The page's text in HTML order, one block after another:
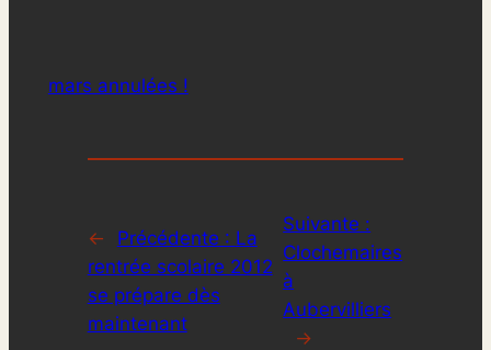
mars annulées !
← Précédente : La
rentrée scolaire 2012
se prépare dès
maintenant
Suivante :
Clochemaires
à
Aubervilliers
→